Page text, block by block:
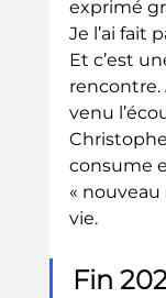
exprimé
Je l’ai fait
Et c’est
rencontre.
venu
consume
«
vie.
Fin